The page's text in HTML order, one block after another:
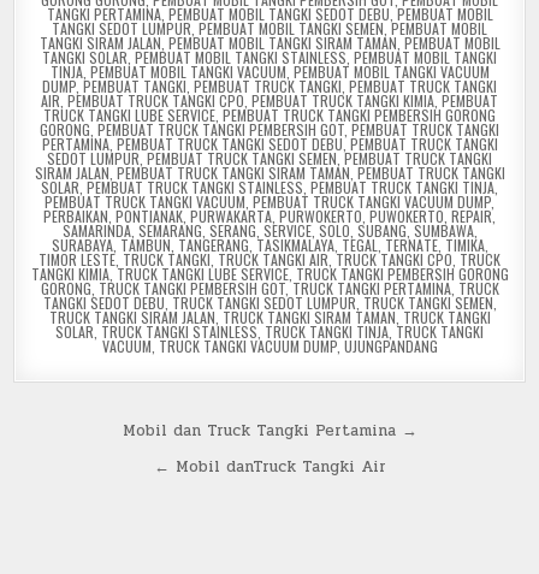
TANGKI PERTAMINA, PEMBUAT MOBIL TANGKI SEDOT DEBU,PEMBUAT MOBIL
TANGKI SEDOT LUMPUR, PEMBUAT MOBIL TANGKI SEMEN, PEMBUAT MOBIL
TANGKI SIRAM JALAN, PEMBUAT MOBIL TANGKI SIRAM TAMAN, PEMBUAT MOBIL
TANGKI SOLAR, PEMBUAT MOBIL TANGKI STAINLESS, PEMBUAT MOBIL TANGKI
TINJA, PEMBUAT MOBIL TANGKI VACUUM, PEMBUAT MOBIL TANGKI VACUUM
DUMP, PEMBUAT TANGKI, PEMBUAT TRUCK TANGKI, PEMBUAT TRUCK TANGKI
AIR, PEMBUAT TRUCK TANGKI CPO, PEMBUAT TRUCK TANGKI KIMIA, PEMBUAT
TRUCK TANGKI LUBE SERVICE, PEMBUAT TRUCK TANGKI PEMBERSIH GORONG
GORONG, PEMBUAT TRUCK TANGKI PEMBERSIH GOT, PEMBUAT TRUCK TANGKI
PERTAMINA, PEMBUAT TRUCK TANGKI SEDOT DEBU,PEMBUAT TRUCK TANGKI
SEDOT LUMPUR, PEMBUAT TRUCK TANGKI SEMEN, PEMBUAT TRUCK TANGKI
SIRAM JALAN, PEMBUAT TRUCK TANGKI SIRAM TAMAN, PEMBUAT TRUCK TANGKI
SOLAR, PEMBUAT TRUCK TANGKI STAINLESS, PEMBUAT TRUCK TANGKI TINJA,
PEMBUAT TRUCK TANGKI VACUUM, PEMBUAT TRUCK TANGKI VACUUM DUMP,
PERBAIKAN, PONTIANAK, PURWAKARTA, PURWOKERTO, PUWOKERTO, REPAIR,
SAMARINDA, SEMARANG, SERANG, SERVICE, SOLO, SUBANG, SUMBAWA,
SURABAYA, TAMBUN, TANGERANG, TASIKMALAYA, TEGAL, TERNATE, TIMIKA,
TIMOR LESTE, TRUCK TANGKI, TRUCK TANGKI AIR, TRUCK TANGKI CPO, TRUCK
TANGKI KIMIA, TRUCK TANGKI LUBE SERVICE, TRUCK TANGKI PEMBERSIH GORONG
GORONG, TRUCK TANGKI PEMBERSIH GOT,TRUCK TANGKI PERTAMINA, TRUCK
TANGKI SEDOT DEBU, TRUCK TANGKI SEDOT LUMPUR, TRUCK TANGKI SEMEN,
TRUCK TANGKI SIRAM JALAN, TRUCK TANGKI SIRAM TAMAN, TRUCK TANGKI
SOLAR, TRUCK TANGKI STAINLESS, TRUCK TANGKI TINJA, TRUCK TANGKI
VACUUM, TRUCK TANGKI VACUUM DUMP, UJUNGPANDANG
navigation
Mobil dan Truck Tangki Pertamina →
← Mobil danTruck Tangki Air